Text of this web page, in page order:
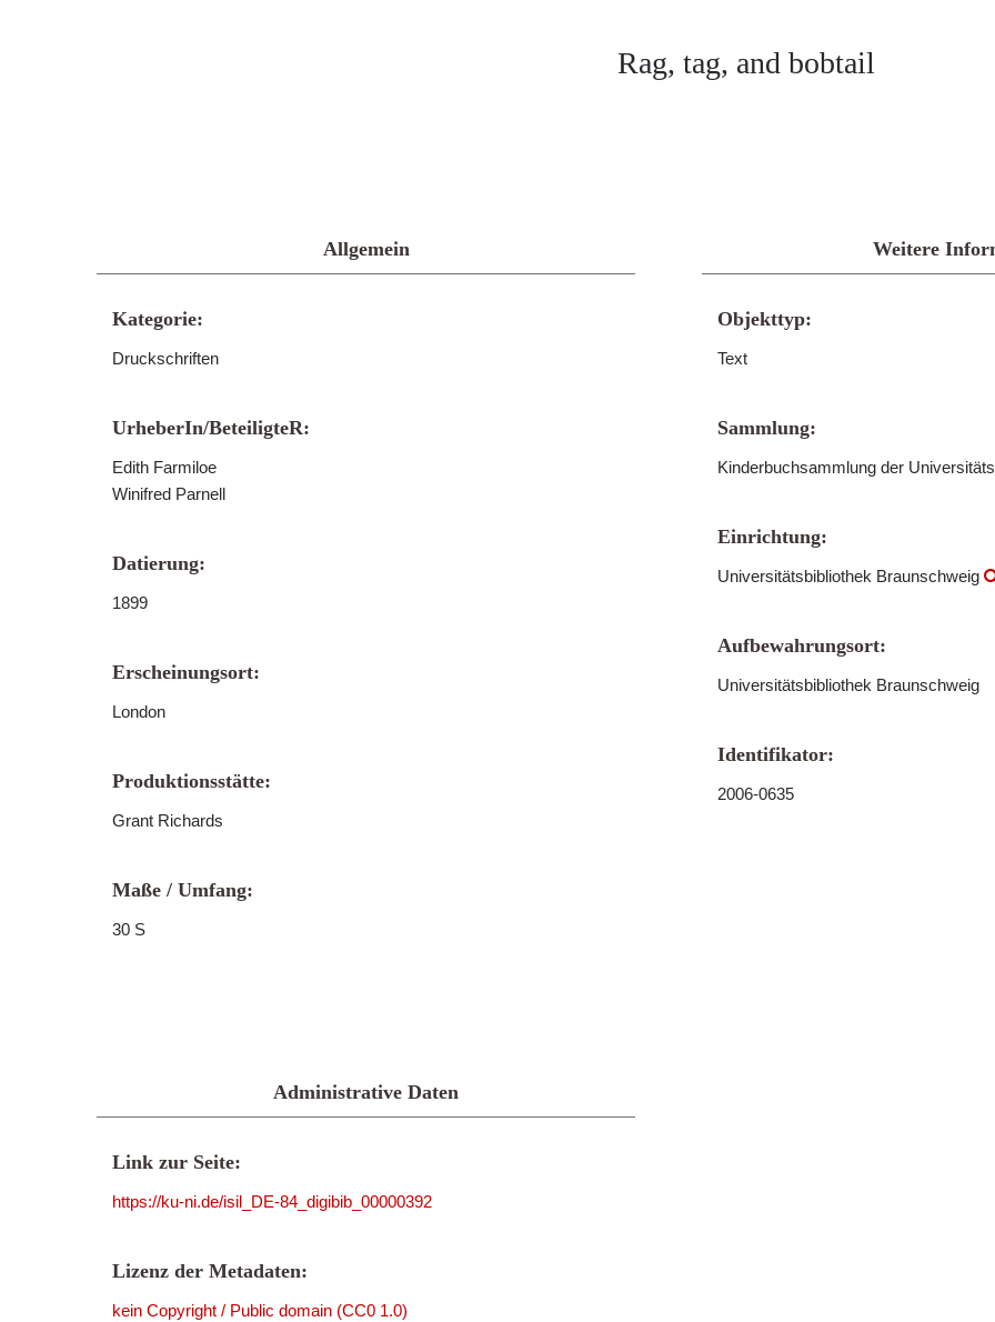
Rag, tag, and bobtail
Allgemein
Kategorie:
Druckschriften
UrheberIn/BeteiligteR:
Edith Farmiloe
Winifred Parnell
Datierung:
1899
Erscheinungsort:
London
Produktionsstätte:
Grant Richards
Maße / Umfang:
30 S
Weitere
Objekttyp:
Text
Sammlung:
Kinderbuchsammlung der
Einrichtung:
Universitätsbibliothek Braunschweig
Aufbewahrungsort:
Universitätsbibliothek Braunschweig
Identifikator:
2006-0635
Administrative Daten
Link zur Seite:
https://ku-ni.de/isil_DE-84_digibib_00000392
Lizenz der Metadaten:
kein Copyright / Public domain (CC0 1.0)